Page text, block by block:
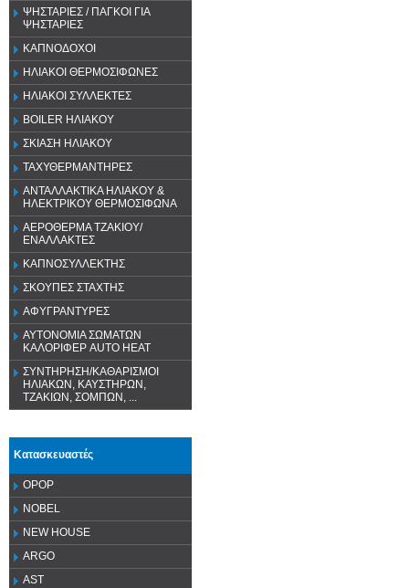
ΨΗΣΤΑΡΙΕΣ / ΠΑΓΚΟΙ ΓΙΑ
ΨΗΣΤΑΡΙΕΣ
ΚΑΠΝΟΔΟΧΟΙ
ΗΛΙΑΚΟΙ ΘΕΡΜΟΣΙΦΩΝΕΣ
ΗΛΙΑΚΟΙ ΣΥΛΛΕΚΤΕΣ
BOILER ΗΛΙΑΚΟΥ
ΣΚΙΑΣΗ ΗΛΙΑΚΟΥ
ΤΑΧΥΘΕΡΜΑΝΤΗΡΕΣ
ΑΝΤΑΛΛΑΚΤΙΚΑ ΗΛΙΑΚΟΥ &
ΗΛΕΚΤΡΙΚΟΥ ΘΕΡΜΟΣΙΦΩΝΑ
ΑΕΡΟΘΕΡΜΑ ΤΖΑΚΙΟΥ/
ΕΝΑΛΛΑΚΤΕΣ
ΚΑΠΝΟΣΥΛΛΕΚΤΗΣ
ΣΚΟΥΠΕΣ ΣΤΑΧΤΗΣ
ΑΦΥΓΡΑΝΤΥΡΕΣ
ΑΥΤΟΝΟΜΙΑ ΣΩΜΑΤΩΝ
ΚΑΛΟΡΙΦΕΡ AUTO HEAT
ΣΥΝΤΗΡΗΣΗ/ΚΑΘΑΡΙΣΜΟΙ
ΗΛΙΑΚΩΝ, ΚΑΥΣΤΗΡΩΝ,
ΤΖΑΚΙΩΝ, ΣΟΜΠΩΝ, ...
Κατασκευαστές
OPOP
NOBEL
NEW HOUSE
ARGO
AST